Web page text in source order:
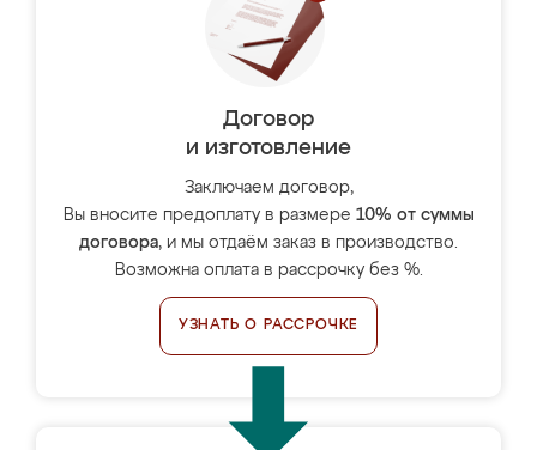
Договор
и изготовление
Заключаем договор,
Вы вносите предоплату в размере 10% от суммы
договора, и мы отдаём заказ в производство.
Возможна оплата в рассрочку без %.
УЗНАТЬ О РАССРОЧКЕ